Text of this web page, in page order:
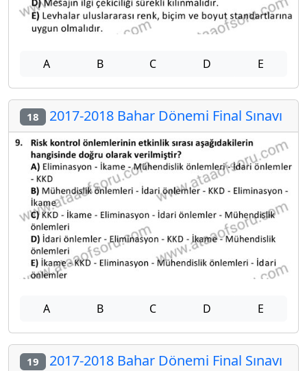
A B C D E
18 2017-2018 Bahar Dönemi Final Sınavı
A B C D E
19 2017-2018 Bahar Dönemi Final Sınavı